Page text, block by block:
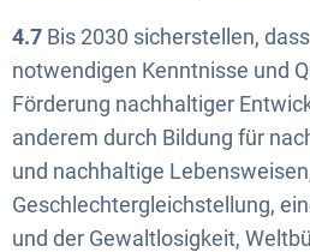
4.7 Bis 2030 sicherstellen,
notwendigen Kenntnisse und
Förderung nachhaltiger
anderem durch Bildung für
und nachhaltige
Geschlechtergleichstellung,
und der Gewaltlosigkeit,